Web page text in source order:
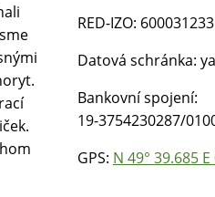
RED-IZO: 600031233
Datová schránka:
Bankovní spojení:
19-3754230287/
GPS: N 49° 39.685